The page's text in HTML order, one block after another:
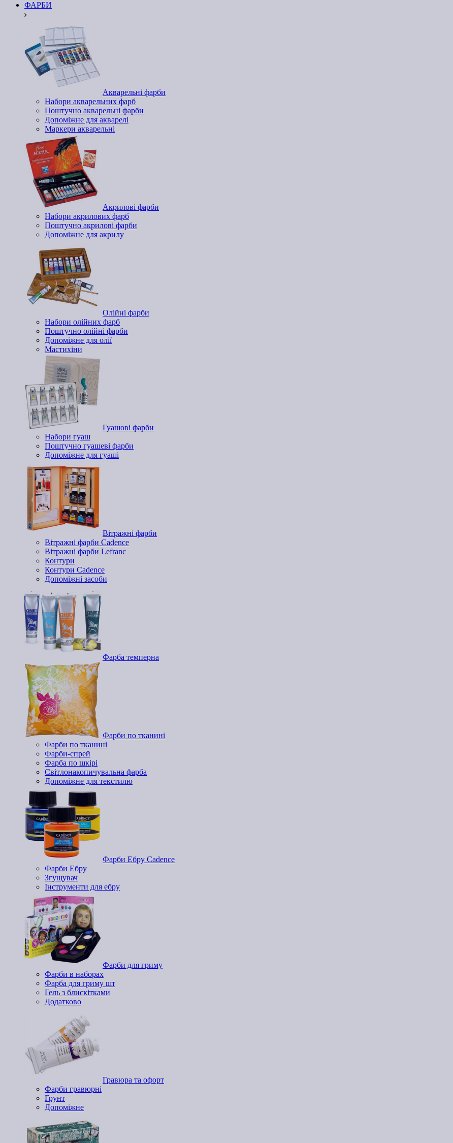
ФАРБИ
Акварельні фарби
Набори акварельних фарб
Поштучно акварельні фарби
Допоміжне для акварелі
Маркери акварельні
Акрилові фарби
Набори акрилових фарб
Поштучно акрилові фарби
Допоміжне для акрилу
Олійні фарби
Набори олійних фарб
Поштучно олійні фарби
Допоміжне для олії
Мастихіни
Гуашові фарби
Набори гуаш
Поштучно гуашеві фарби
Допоміжне для гуаші
Вітражні фарби
Вітражні фарби Cadence
Вітражні фарби Lefranc
Контури
Контури Cadence
Допоміжні засоби
Фарба темперна
Фарби по тканині
Фарби по тканині
Фарби-спрей
Фарба по шкірі
Світлонакопичувальна фарба
Допоміжне для текстилю
Фарби Ебру Cadence
Фарби Ебру
Згущувач
Інструменти для ебру
Фарби для гриму
Фарби в наборах
Фарба для гриму шт
Гель з блискітками
Додатково
Гравюра та офорт
Фарби гравюрні
Грунт
Допоміжне